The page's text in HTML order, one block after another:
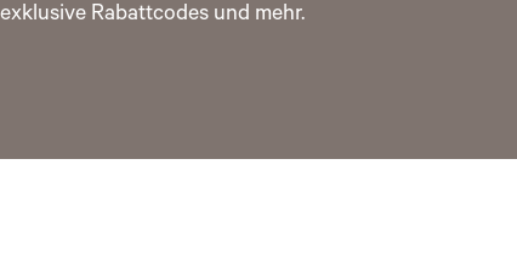
exklusive Rabattcodes und mehr.